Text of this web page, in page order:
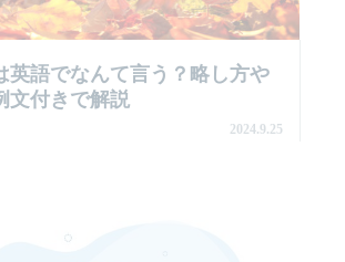
英語でなんて言う？略し方や
文付きで解説
2024.9.25